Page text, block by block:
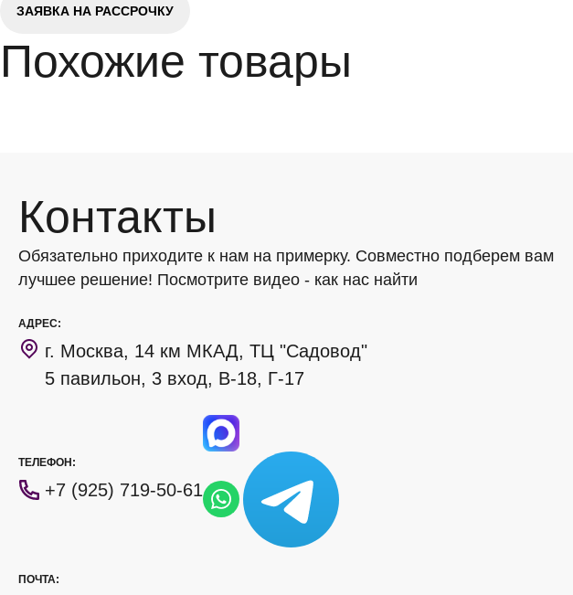
ЗАЯВКА НА РАССРОЧКУ
Похожие товары
Контакты
Обязательно приходите к нам на примерку. Совместно подберем вам
лучшее решение! Посмотрите видео - как нас найти
АДРЕС:
г. Москва, 14 км МКАД, ТЦ "Садовод"
5 павильон, 3 вход, В-18, Г-17
ТЕЛЕФОН:
+7 (925) 719-50-61
ПОЧТА: